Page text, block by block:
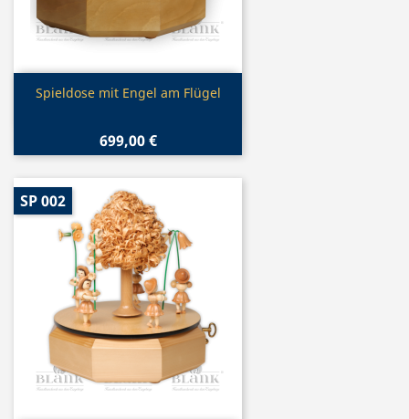
Vorschau
Spieldose mit Engel am Flügel
699,00 €
SP 002